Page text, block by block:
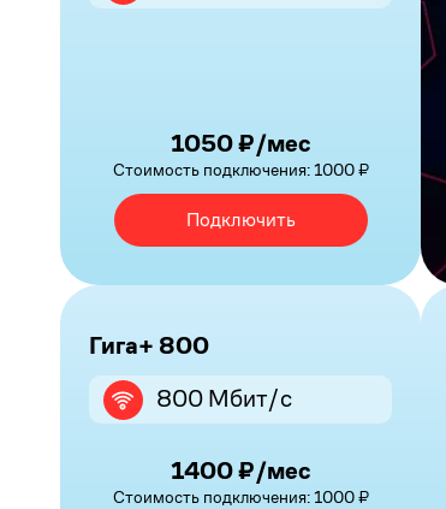
1050 ₽/мес
Стоимость подключения: 1000 ₽
Подключить
Гига+ 800
800 Мбит/с
1400 ₽/мес
Стоимость подключения: 1000 ₽